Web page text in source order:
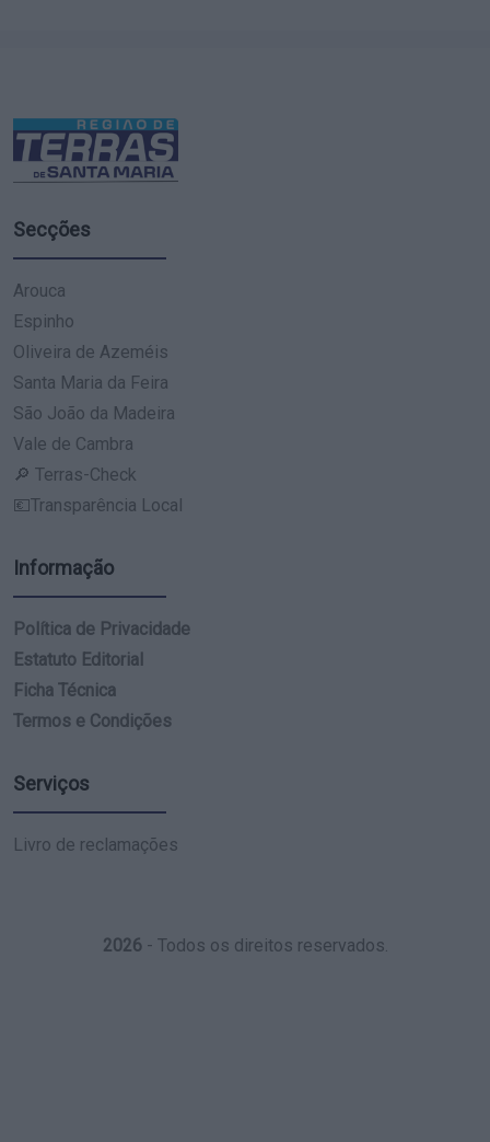
Secções
Arouca
Espinho
Oliveira de Azeméis
Santa Maria da Feira
São João da Madeira
Vale de Cambra
🔎 Terras-Check
💶Transparência Local
Informação
Política de Privacidade
Estatuto Editorial
Ficha Técnica
Termos e Condições
Serviços
Livro de reclamações
2026- Todos os direitos reservados.